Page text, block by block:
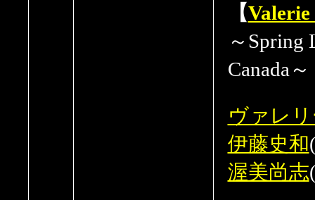
【Valerie
～Spring
Canada～
ヴァレ
伊藤史和
渥美尚志